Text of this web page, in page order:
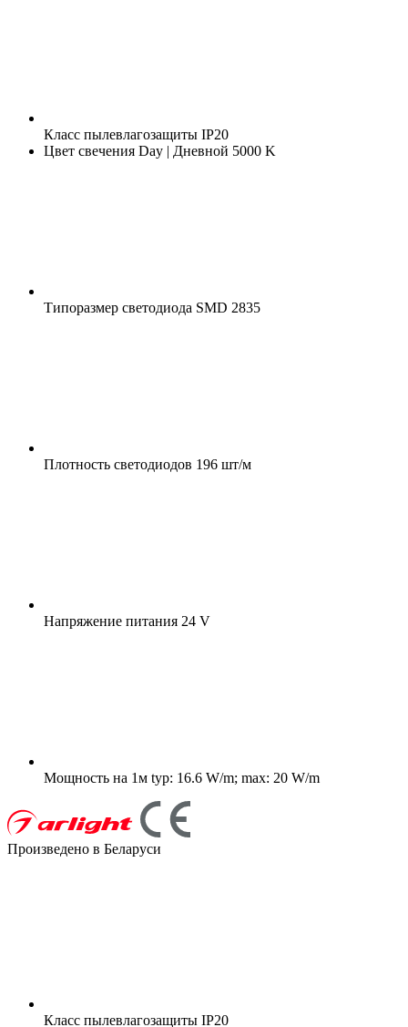
Класс пылевлагозащиты IP20
Цвет свечения Day | Дневной 5000 K
Типоразмер светодиода SMD 2835
Плотность светодиодов 196 шт/м
Напряжение питания 24 V
Мощность на 1м typ: 16.6 W/m; max: 20 W/m
Произведено в Беларуси
Класс пылевлагозащиты IP20